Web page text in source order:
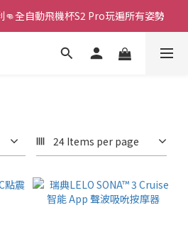
機👍小奶狗🩷小飛象💜
👊全自動飛機杯S2 Pro玩遍所有姿勢
機👍小奶狗🩷小飛象💜
24 Items per page